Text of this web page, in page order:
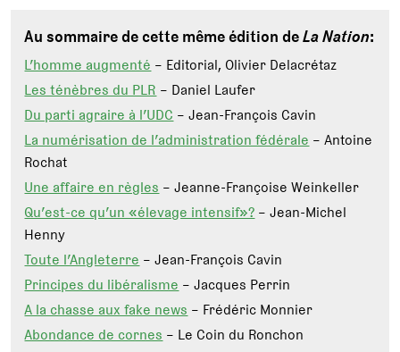
Au sommaire de cette même édition deLa Nation:
L’homme augmenté– Editorial, Olivier Delacrétaz
Les ténèbres du PLR– Daniel Laufer
Du parti agraire à l’UDC– Jean-François Cavin
La numérisation de l’administration fédérale– Antoine
Rochat
Une affaire en règles– Jeanne-Françoise Weinkeller
Qu’est-ce qu’un «élevage intensif»?– Jean-Michel
Henny
Toute l’Angleterre– Jean-François Cavin
Principes du libéralisme– Jacques Perrin
A la chasse aux fake news– Frédéric Monnier
Abondance de cornes– Le Coin du Ronchon